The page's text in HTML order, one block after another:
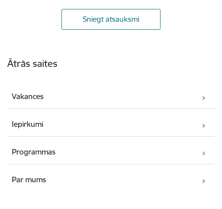
Sniegt atsauksmi
Ātrās saites
Vakances
Iepirkumi
Programmas
Par mums